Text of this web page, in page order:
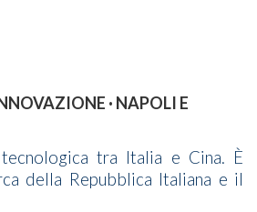
· NAPOLI E
tra Italia e Cina. È
della Repubblica Italiana e il